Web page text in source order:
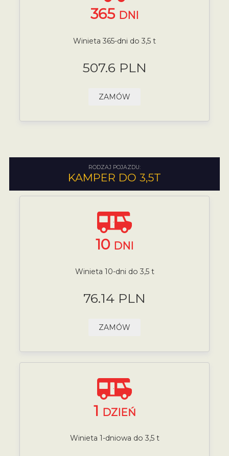
365 DNI
Winieta 365-dni do 3,5 t
507.6 PLN
ZAMÓW
RODZAJ POJAZDU:
KAMPER DO 3,5T
10 DNI
Winieta 10-dni do 3,5 t
76.14 PLN
ZAMÓW
1 DZIEŃ
Winieta 1-dniowa do 3,5 t